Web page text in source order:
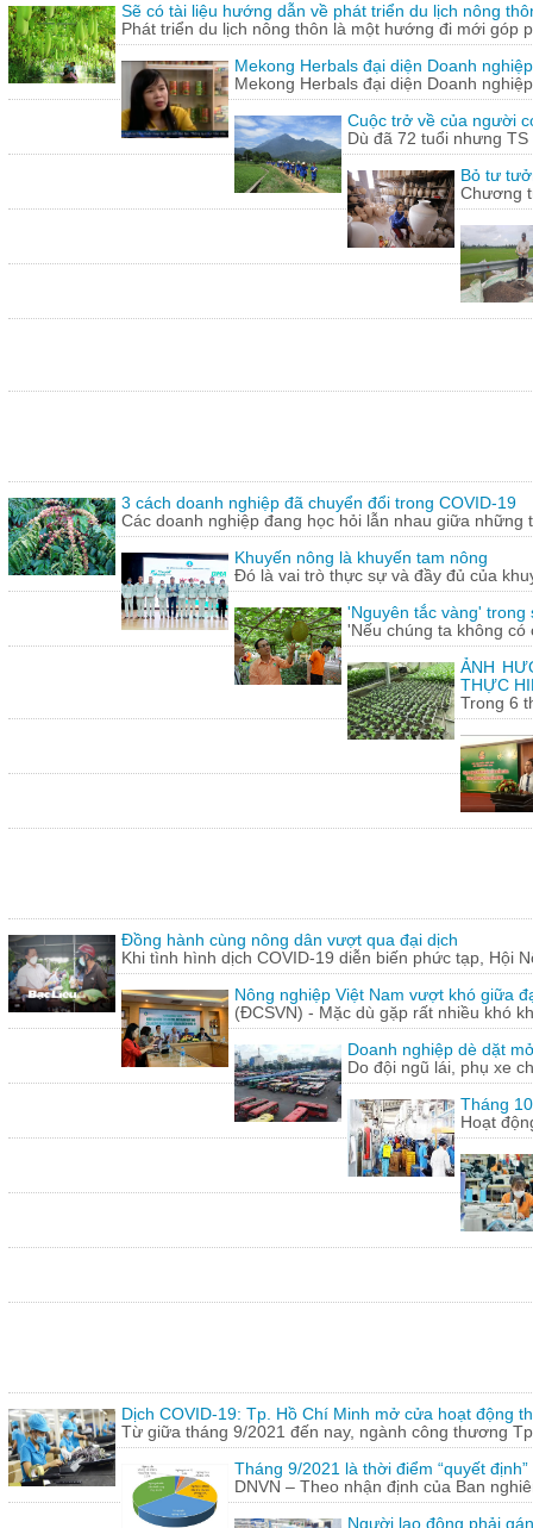
Sẽ có tài liệu hướng dẫn về phát triển du lịch nông
Phát triển du lịch nông thôn là một hướng đi mới góp
Mekong Herbals đại diện Doanh
Mekong Herbals đại diện Doanh
Cuộc trở về của người
Dù đã 72 tuổi nhưng
Bỏ tư
Chương
3 cách doanh nghiệp đã chuyển đổi trong COVID-19
Các doanh nghiệp đang học hỏi lẫn nhau giữa những
Khuyến nông là khuyến tam nông
Đó là vai trò thực sự và đầy đủ của
'Nguyên tắc vàng' trong
'Nếu chúng ta không
ẢNH
THỰC
Trong 6
Đồng hành cùng nông dân vượt qua đại dịch
Khi tình hình dịch COVID-19 diễn biến phức tạp, Hội
Nông nghiệp Việt Nam vượt khó giữa
(ĐCSVN) - Mặc dù gặp rất nhiều khó
Doanh nghiệp dè dặt
Do đội ngũ lái, phụ xe
Tháng
Hoạt
Dịch COVID-19: Tp. Hồ Chí Minh mở cửa hoạt động
Từ giữa tháng 9/2021 đến nay, ngành công thương
Tháng 9/2021 là thời điểm “quyết
DNVN – Theo nhận định của Ban
Người lao động phải